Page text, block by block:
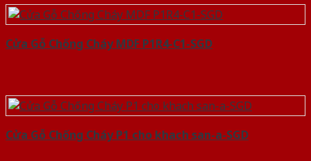
Cửa Gỗ Chống Cháy MDF P1R4-C1-SGD
Cửa Gỗ Chống Cháy P1 cho khach san-a-SGD